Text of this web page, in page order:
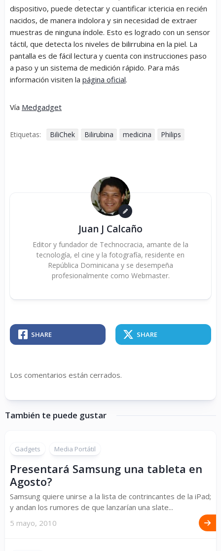
dispositivo, puede detectar y cuantificar ictericia en recién
nacidos, de manera indolora y sin necesidad de extraer
muestras de ninguna índole. Esto es logrado con un sensor
táctil, que detecta los niveles de bilirrubina en la piel. La
pantalla es de fácil lectura y cuenta con instrucciones paso
a paso y un sistema de medición rápido. Para más
información visiten la página oficial.
Vía Medgadget
Etiquetas: BiliChek Bilirubina medicina Philips
Juan J Calcaño
Editor y fundador de Technocracia, amante de la
tecnología, el cine y la fotografía, residente en
República Dominicana y se desempeña
profesionalmente como Webmaster.
SHARE SHARE
Los comentarios están cerrados.
También te puede gustar
Gadgets Media Portátil
Presentará Samsung una tableta en
Agosto?
Samsung quiere unirse a la lista de contrincantes de la iPad;
y andan los rumores de que lanzarían una slate...
5 mayo, 2010